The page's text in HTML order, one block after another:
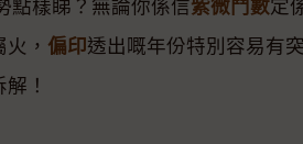
點樣睇？無論你係信紫微鬥數定
， 偏印透出嘅年份特別容易有
！